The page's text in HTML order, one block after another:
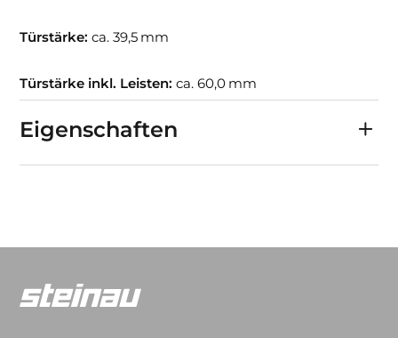
Türstärke: ca. 39,5 mm
Türstärke inkl. Leisten:ca. 60,0 mm
Eigenschaften